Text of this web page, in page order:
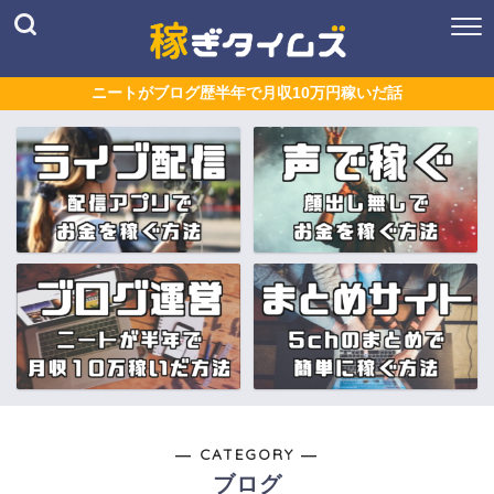
ニートがブログ歴半年で月収10万円稼いだ話
― CATEGORY ―
ブログ